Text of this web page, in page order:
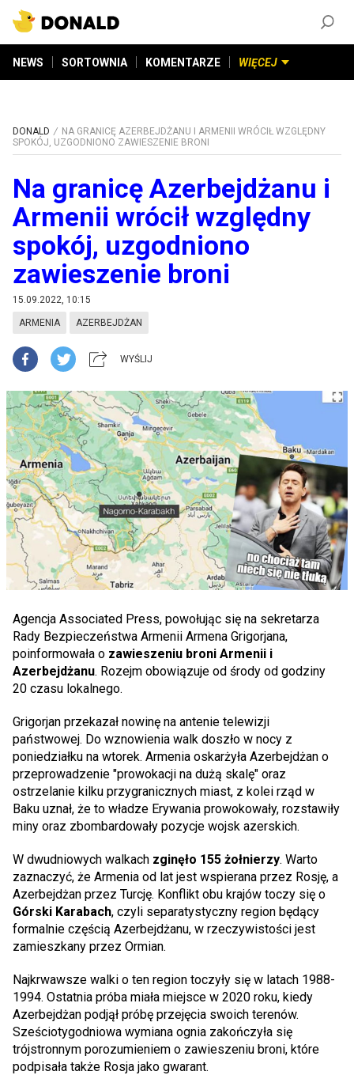
NEWS SORTOWNIA KOMENTARZE WIĘCEJ
DONALD
NA GRANICĘ AZERBEJDŻANU I ARMENII WRÓCIŁ WZGLĘDNY
SPOKÓJ, UZGODNIONO ZAWIESZENIE BRONI
Na granicę Azerbejdżanu i
Armenii wrócił względny
spokój, uzgodniono
zawieszenie broni
15.09.2022, 10:15
ARMENIA AZERBEJDŻAN
WYŚLIJ
Agencja Associated Press, powołując się na sekretarza
Rady Bezpieczeństwa Armenii Armena Grigorjana,
poinformowała o zawieszeniu broni Armenii i
Azerbejdżanu. Rozejm obowiązuje od środy od godziny
20 czasu lokalnego.
Grigorjan przekazał nowinę na antenie telewizji
państwowej. Do wznowienia walk doszło w nocy z
poniedziałku na wtorek. Armenia oskarżyła Azerbejdżan o
przeprowadzenie "prowokacji na dużą skalę" oraz
ostrzelanie kilku przygranicznych miast, z kolei rząd w
Baku uznał, że to władze Erywania prowokowały, rozstawiły
miny oraz zbombardowały pozycje wojsk azerskich.
W dwudniowych walkach zginęło 155 żołnierzy. Warto
zaznaczyć, że Armenia od lat jest wspierana przez Rosję, a
Azerbejdżan przez Turcję. Konflikt obu krajów toczy się o
Górski Karabach, czyli separatystyczny region będący
formalnie częścią Azerbejdżanu, w rzeczywistości jest
zamieszkany przez Ormian.
Najkrwawsze walki o ten region toczyły się w latach 1988-
1994. Ostatnia próba miała miejsce w 2020 roku, kiedy
Azerbejdżan podjął próbę przejęcia swoich terenów.
Sześciotygodniowa wymiana ognia zakończyła się
trójstronnym porozumieniem o zawieszeniu broni, które
podpisała także Rosja jako gwarant.